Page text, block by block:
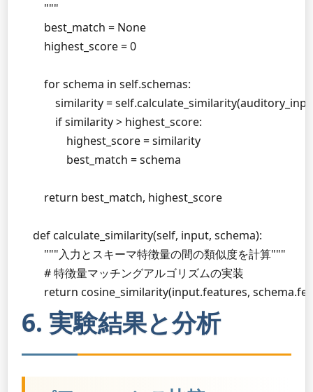
        """
        best_match = None
        highest_score = 0
        for schema in self.schemas:
similarity =
            if similarity > highest_score:
                highest_score = similarity
                best_match = schema
        return best_match, highest_score
    def calculate_similarity(self, input, schema):
        """入力とスキーマ特徴量の間の類似度を計算"""
        # 特徴量マッチングアルゴリズムの実装
return cosine_similarity(input.features,
6. 実験結果と分析